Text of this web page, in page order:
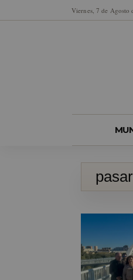
Viernes, 7 de Agosto